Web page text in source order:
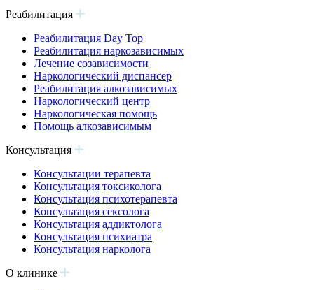
Реабилитация
Реабилитация Day Top
Реабилитация наркозависимых
Лечение созависимости
Наркологический диспансер
Реабилитация алкозависимых
Наркологический центр
Наркологическая помощь
Помощь алкозависимым
Консультация
Консультации терапевта
Консультация токсиколога
Консультация психотерапевта
Консультация сексолога
Консультация аддиктолога
Консультация психиатра
Консультация нарколога
О клинике